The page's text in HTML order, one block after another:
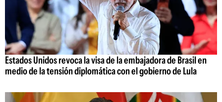
Estados Unidos revoca la visa de la embajadora de Brasil en
medio de la tensión diplomática con el gobierno de Lula